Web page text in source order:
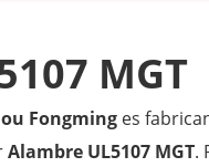
MGT
Fongming es
Alambre UL5107 MGT.